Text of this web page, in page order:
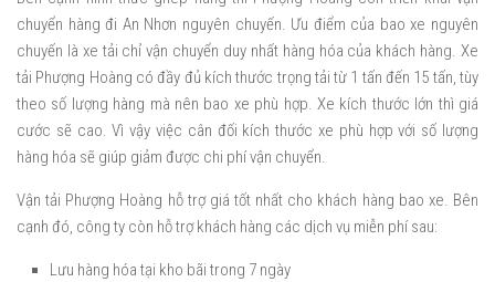
chuyển hàng đi An Nhơn nguyên chuyến. Ưu điểm của bao xe nguyên
chuyến là xe tải chỉ vận chuyển duy nhất hàng hóa của khách hàng. Xe
tải Phượng Hoàng có đầy đủ kích thước trọng tải từ 1 tấn đến 15 tấn, tùy
theo số lượng hàng mà nên bao xe phù hợp. Xe kích thước lớn thì giá
cước sẽ cao. Vì vậy việc cân đối kích thước xe phù hợp với số lượng
hàng hóa sẽ giúp giảm được chi phí vận chuyển.
Vận tải Phượng Hoàng hỗ trợ giá tốt nhất cho khách hàng bao xe. Bên
cạnh đó, công ty còn hỗ trợ khách hàng các dịch vụ miễn phí sau:
Lưu hàng hóa tại kho bãi trong 7 ngày